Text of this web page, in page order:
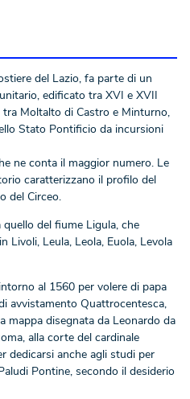
del Lazio, fa parte di un
edificato tra XVI e XVII
tra Moltalto di Castro e Minturno,
Stato Pontificio da incursioni
ne conta il maggior numero. Le
caratterizzano il profilo del
del Circeo.
del fiume Ligula, che
Livoli, Leula, Leola, Euola, Levola
al 1560 per volere di papa
avvistamento Quattrocentesca,
mappa disegnata da Leonardo da
alla corte del cardinale
dedicarsi anche agli studi per
Pontine, secondo il desiderio